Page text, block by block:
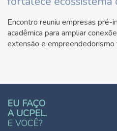
Encontro reuniu empresas pré-
acadêmica para ampliar
extensão e empreendedorismo
EU FAÇO
A UCPEL.
E VOCÊ?